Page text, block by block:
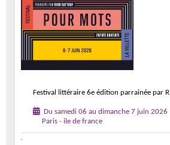
Festival littéraire 6e édition parrainée par
Du samedi 06 au dimanche 7 juin 2026
Paris - ile de france